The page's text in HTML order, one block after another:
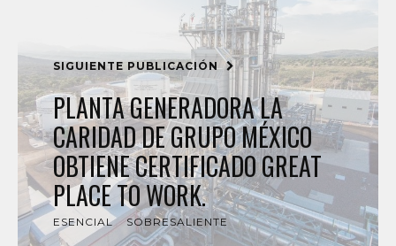
SIGUIENTE PUBLICACIÓN
PLANTA GENERADORA LA
CARIDAD DE GRUPO MÉXICO
OBTIENE CERTIFICADO GREAT
PLACE TO WORK.
ESENCIAL SOBRESALIENTE